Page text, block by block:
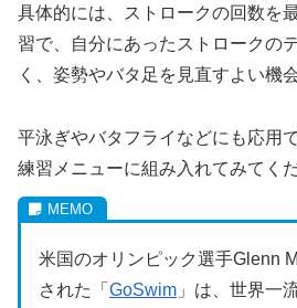
具体的には、ストロークの回数を
習で、自分にあったストロークの
く、姿勢やバタ足を見直すよい機
平泳ぎやバタフライなどにも応用
練習メニューに組み入れてみてくだ
米国のオリンピック選手Glenn
された「 GoSwim 」は、世界一